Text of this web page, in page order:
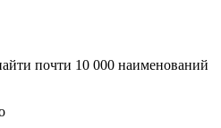
почти 10 000 наименований